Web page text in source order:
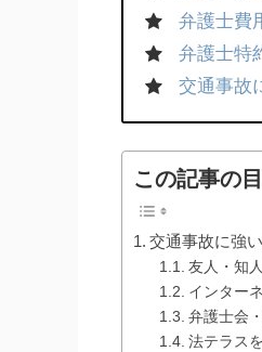
弁護士費
弁護士特
交通事故
この記事の
交通事故に強
友人・知
インター
弁護士会
法テラス